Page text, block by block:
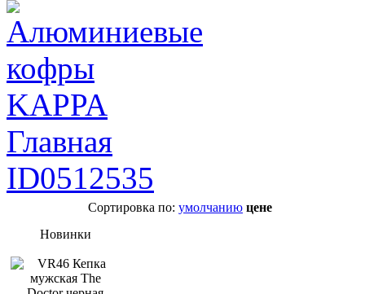
Главная
ID0512535
Сортировка по: умолчанию цене
Новинки